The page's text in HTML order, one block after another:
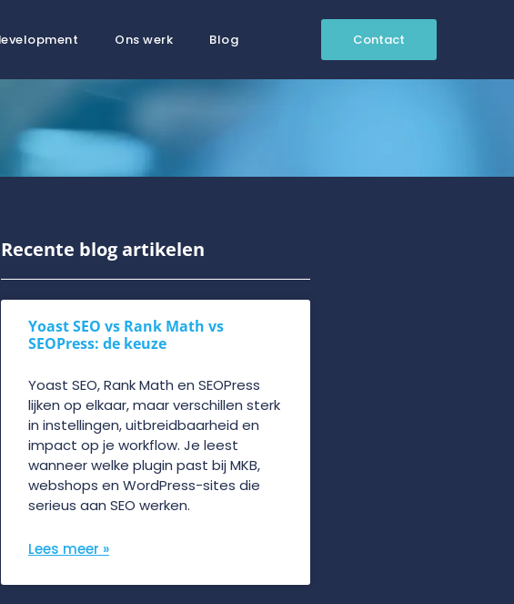
Ons werk Blog Contact
Recente blog artikelen
Yoast SEO vs Rank Math vs
SEOPress: de keuze
Yoast SEO, Rank Math en SEOPress
lijken op elkaar, maar verschillen sterk
in instellingen, uitbreidbaarheid en
impact op je workflow. Je leest
wanneer welke plugin past bij MKB,
webshops en WordPress-sites die
serieus aan SEO werken.
Lees meer »